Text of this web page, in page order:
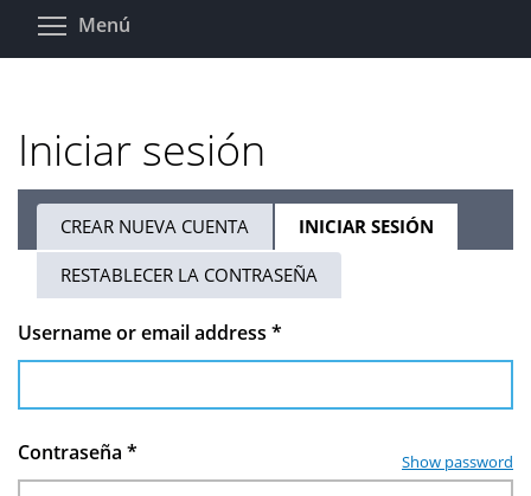
Pasar
Menú
Iniciar sesión
Solapas
principales
CREAR NUEVA CUENTA INICIAR SESIÓN
ACTIVA)
RESTABLECER LA CONTRASEÑA
Username or email address *
Contraseña * Show password